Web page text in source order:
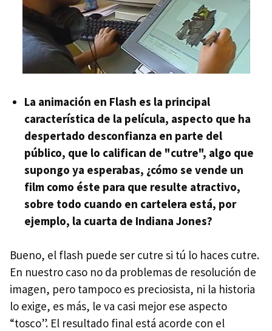
La animación en Flash es la principal
característica de la película, aspecto que ha
despertado desconfianza en parte del
público, que lo califican de "cutre", algo que
supongo ya esperabas, ¿cómo se vende un
film como éste para que resulte atractivo,
sobre todo cuando en cartelera está, por
ejemplo, la cuarta de Indiana Jones?
Bueno, el flash puede ser cutre si tú lo haces cutre.
En nuestro caso no da problemas de resolución de
imagen, pero tampoco es preciosista, ni la historia
lo exige, es más, le va casi mejor ese aspecto
“tosco”. El resultado final está acorde con el